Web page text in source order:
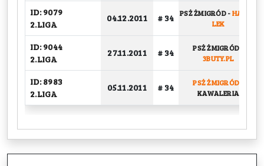
ID: 9079
2.LIGA
04.12.2011 # 34 PSŻ ŻMIGRÓD-HASCO
LEK
ID: 9044
2.LIGA
27.11.2011 # 34 PSŻ ŻMIGRÓD
3BUTY.PL
ID: 8983
2.LIGA
05.11.2011 # 34 PSŻ ŻMIGRÓD
KAWALERIA